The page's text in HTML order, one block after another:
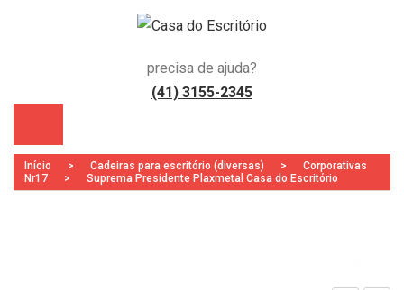
precisa de ajuda?
(41) 3155-2345
Início > Cadeiras para escritório (diversas) >
Corporativas
Nr17
> Suprema Presidente Plaxmetal Casa do Escritório